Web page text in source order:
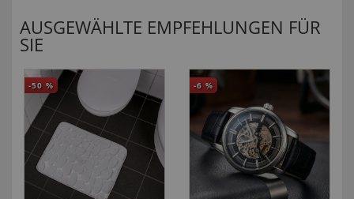
AUSGEWÄHLTE EMPFEHLUNGEN FÜR
SIE
-50 % -6 %